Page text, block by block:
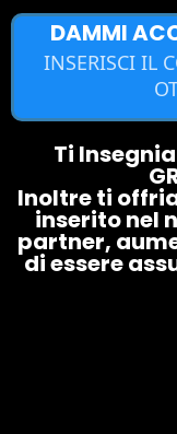
DAMMI
INSERISCI IL
Ti
Inoltre ti
inserito nel
partner,
di essere